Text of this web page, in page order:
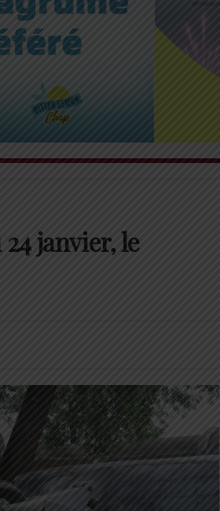
janvier, le